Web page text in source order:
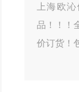
上海欧
品！！！
价订货！